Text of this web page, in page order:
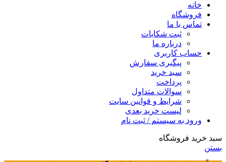
خانه
فروشگاه
تماس با ما
ثبت شکایات
درباره ما
حساب کاربری
پیگیری سفارش
سبد خرید
پرداخت
سوالات متداول
شرایط و قوانین سایت
لیست خرید بعدی
ورود به سیستم / ثبت نام
سبد خرید فروشگاه
بستن